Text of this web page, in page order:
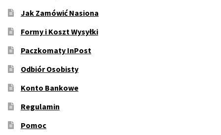
Jak Zamówić Nasiona
Formy i Koszt Wysyłki
Paczkomaty InPost
Odbiór Osobisty
Konto Bankowe
Regulamin
Pomoc